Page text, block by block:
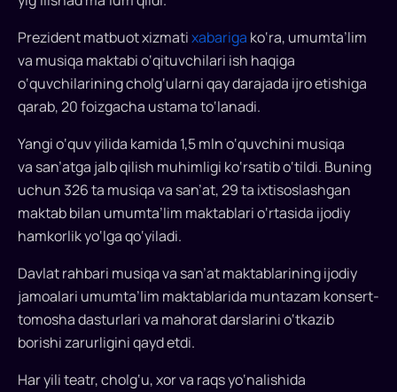
san’at
maktablari
o‘qituvchilarining
oyligi
oshiriladi
Musiqa
san’at
maktabi
maoshi
umumta’lim
maktablariniki
bilan
Prezident matbuot xizmatixabariga ko‘ra, umumta’lim
va musiqa maktabi o‘qituvchilari ish haqiga
o‘quvchilarining cholg‘ularni qay darajada ijro etishiga
qarab, 20 foizgacha ustama to‘lanadi.
Yangi o‘quv yilida kamida 1,5 mln o‘quvchini musiqa
va san’atga jalb qilish muhimligi ko‘rsatib o‘tildi. Buning
uchun 326 ta musiqa va san’at, 29 ta ixtisoslashgan
maktab bilan umumta’lim maktablari o‘rtasida ijodiy
hamkorlik yo‘lga qo‘yiladi.
Davlat rahbari musiqa va san’at maktablarining ijodiy
jamoalari umumta’lim maktablarida muntazam konsert-
tomosha dasturlari va mahorat darslarini o‘tkazib
borishi zarurligini qayd etdi.
Har yili teatr, cholg‘u, xor va raqs yo‘nalishida